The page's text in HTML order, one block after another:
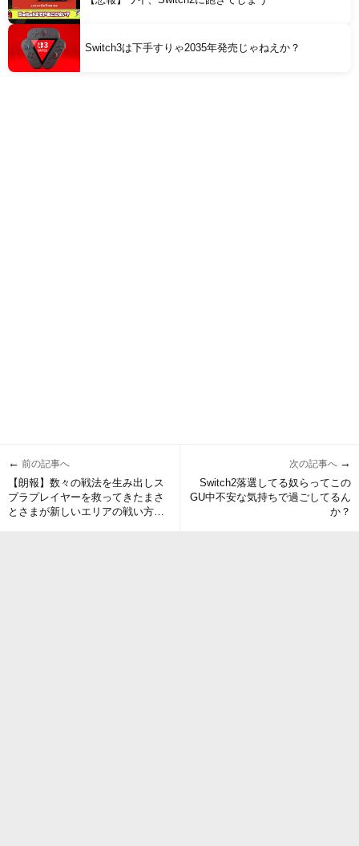
Switch3は下手すりゃ2035年発売じゃねえか？
← 前の記事へ
【朗報】数々の戦法を生み出しス
プラプレイヤーを救ってきたまさ
とさまが新しいエリアの戦い方を
次の記事へ →
Switch2落選してる奴らってこの
GU中不安な気持ちで過ごしてるん
か？